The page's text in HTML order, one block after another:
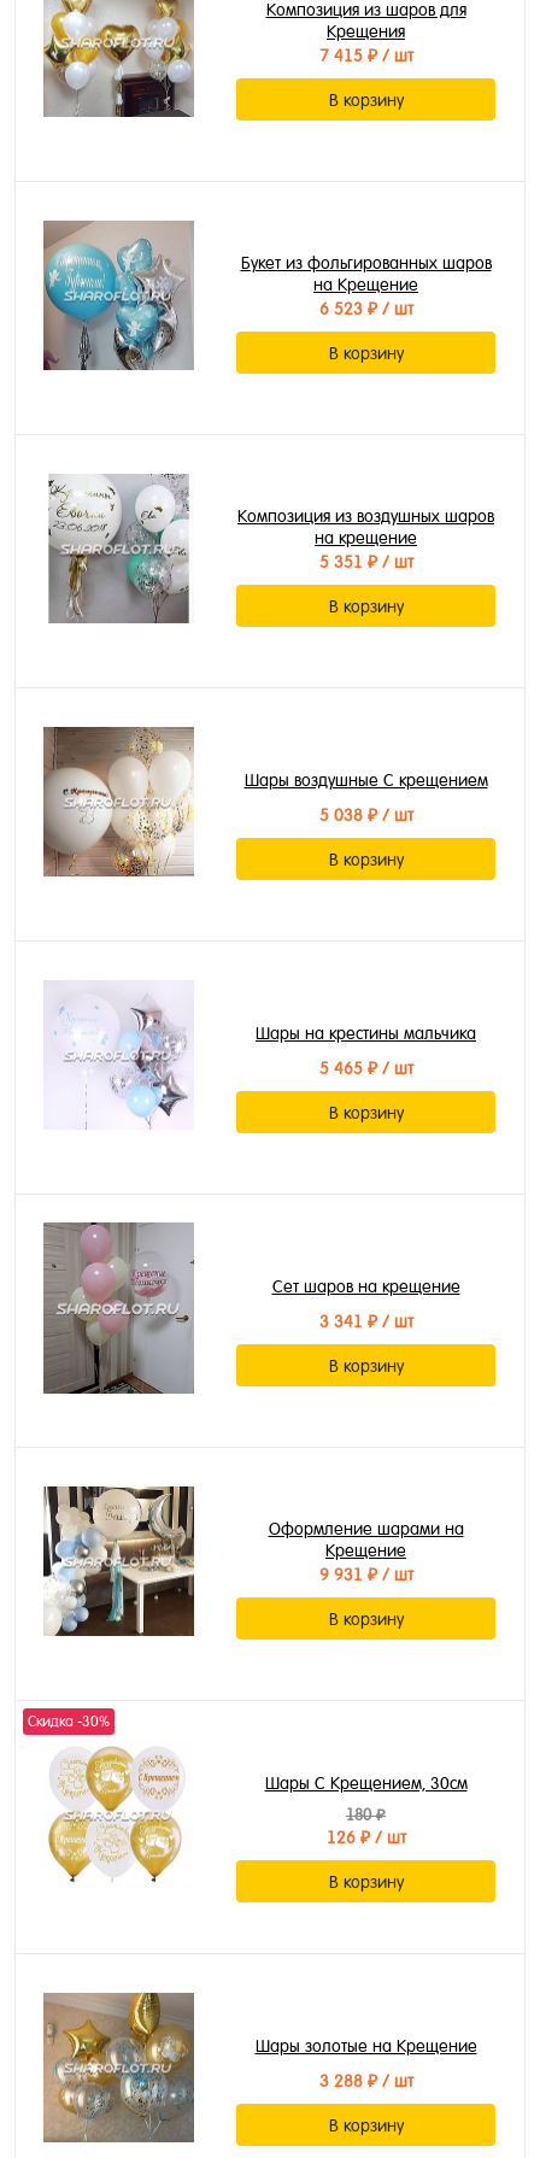
Композиция из шаров для
Крещения
7 415 ₽/ шт
В корзину
Букет из фольгированных шаров
на Крещение
6 523 ₽/ шт
В корзину
Композиция из воздушных шаров
на крещение
5 351 ₽/ шт
В корзину
Шары воздушные С крещением
5 038 ₽/ шт
В корзину
Шары на крестины мальчика
5 465 ₽/ шт
В корзину
Сет шаров на крещение
3 341 ₽/ шт
В корзину
Оформление шарами на
Крещение
9 931 ₽/ шт
В корзину
Скидка -30%
Шары С Крещением, 30см
180 ₽
126 ₽/ шт
В корзину
Шары золотые на Крещение
3 288 ₽/ шт
В корзину